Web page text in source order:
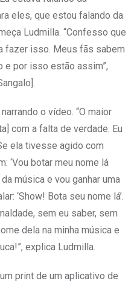
eles, que estou falando da
Ludmilla. “Confesso que
fazer isso. Meus fãs sabem
e por isso estão assim”,
o vídeo. “O maior
com a falta de verdade. Eu
ela tivesse agido com
‘Vou botar meu nome lá
música e vou ganhar uma
‘Show! Bota seu nome lá’.
sem eu saber, sem
dela na minha música e
explica Ludmilla.
print de um aplicativo de